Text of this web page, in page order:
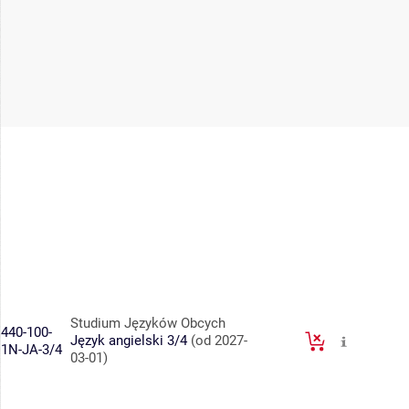
440-100-
1N-JA-3/4
Studium Języków Obcych
Język angielski 3/4 (od 2027-
03-01)